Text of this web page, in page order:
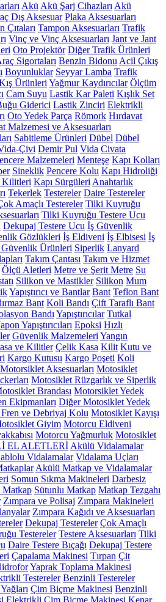
Akü Akü Şarj Cihazları Akü
Dış Aksesuar Plaka Aksesuarları
Çıtaları Tampon Aksesuarları Trafik
Vinç ve Vinç Aksesuarları Jant ve Jant
Oto Projektör Diğer Trafik Ürünleri
Sigortaları Benzin Bidonu Acil Çıkış
Boyunluklar Seyyar Lamba Trafik
Ürünleri Yağmur Kaydırıcılar Ölçüm
Cam Suyu Lastik Kar Paleti Kışlık Set
Giderici Lastik Zinciri Elektrikli
Oto Yedek Parça Römork Hırdavat
Malzemesi ve Aksesuarları
Sabitleme Ürünleri Dübel Dübel
Çivi Demir Pul Vida Civata
Malzemeleri Menteşe Kapı Kolları
Sineklik Pencere Kolu Kapı Hidroliği
Kilitleri Kapı Sürgüleri Anahtarlık
Tekerlek Testereler Daire Testereler
Amaçlı Testereler Tilki Kuyruğu
Tilki Kuyruğu Testere Ucu
Dekupaj Testere Ucu İş Güvenlik
Gözlükleri İş Eldiveni İş Elbisesi İş
Ürünleri Siperlik Lanyard
Takım Çantası Takım ve Hizmet
Ölçü Aletleri Metre ve Şerit Metre Su
Silikon ve Mastikler Silikon Mum
Yapıştırıcı ve Bantlar Bant Teflon Bant
Bant Koli Bandı Çift Taraflı Bant
Bandı Yapıştırıcılar Tutkal
Yapıştırıcıları Epoksi Hızlı
Güvenlik Malzemeleri Yangın
ve Kilitler Çelik Kasa Kilit Kutu ve
Kargo Kutusu Kargo Poşeti Koli
Motorsiklet Aksesuarları Motosiklet
Motosiklet Rüzgarlık ve Siperlik
Brandası Motorsiklet Yedek
Ekipmanları Diğer Motosiklet Yedek
ve Debriyaj Kolu Motosiklet Kayışı
Giyim Motorcu Eldiveni
Motorcu Yağmurluk Motosiklet
EL ALETLERİ Akülü Vidalamalar
Vidalamalar Vidalama Uçları
Akülü Matkap ve Vidalamalar
Somun Sıkma Makineleri Darbesiz
Sütunlu Matkap Matkap Tezgahı
Zımpara ve Polisaj Zımpara Makineleri
Zımpara Kağıdı ve Aksesuarları
Dekupaj Testereler Çok Amaçlı
Testereler Testere Aksesuarları Tilki
Daire Testere Bıçağı Dekupaj Testere
Çapalama Makinesi Tırpan Çit
Yaprak Toplama Makinesi
Testereler Benzinli Testereler
Çim Biçme Makinesi Benzinli
Elektrikli Çim Biçme Makinesi Kenar